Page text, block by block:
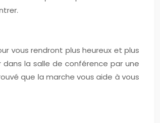
vous rendront plus heureux et plus
la salle de conférence par une
que la marche vous aide à vous